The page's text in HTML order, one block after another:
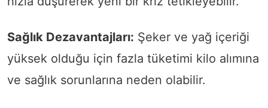
Sağlık Dezavantajları: Şeker ve yağ içeriği
yüksek olduğu için fazla tüketimi kilo alımına
ve sağlık sorunlarına neden olabilir.